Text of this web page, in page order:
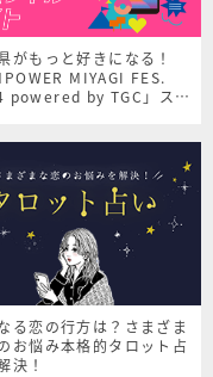
がもっと好きになる！
MIYAGI FES.
powered by TGC」スペ
る恋の行方は？さまざま
お悩み本格的タロット占
決！